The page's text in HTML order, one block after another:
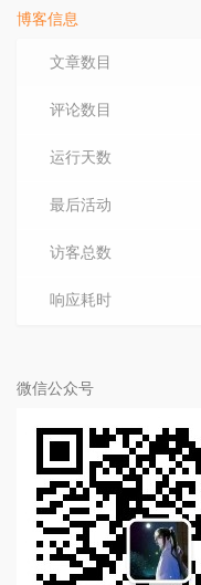
博客信息
文章数目
评论数目
运行天数
最后活动
访客总数
响应耗时
微信公众号